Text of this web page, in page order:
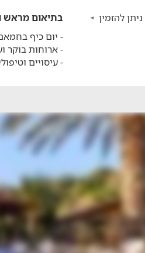
ניתן להזמין
בתיאום מראש
- יום כיף
- ארוחות בוקר
- עיסויים